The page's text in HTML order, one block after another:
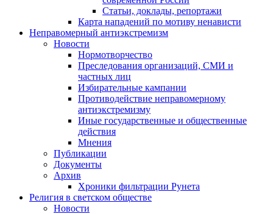
Статьи, доклады, репортажи
Карта нападений по мотиву ненависти
Неправомерный антиэкстремизм
Новости
Нормотворчество
Преследования организаций, СМИ и
частных лиц
Избирательные кампании
Противодействие неправомерному
антиэкстремизму
Иные государственные и общественные
действия
Мнения
Публикации
Документы
Архив
Хроники фильтрации Рунета
Религия в светском обществе
Новости